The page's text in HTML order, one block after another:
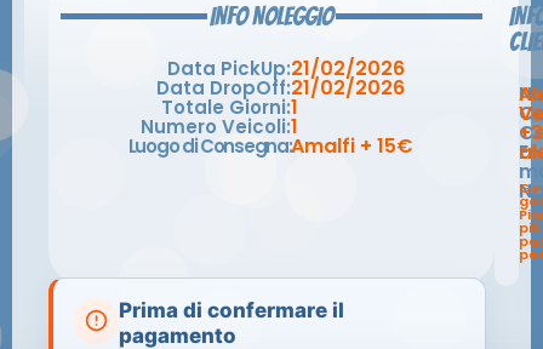
INFO NOLEGGIO
Data PickUp:21/02/2026
Data DropOff:21/02/2026
Totale Giorni:1
Numero Veicoli:1
Luogo di Consegna:Amalfi + 15€ E-
piú
Prima di confermare il
pagamento